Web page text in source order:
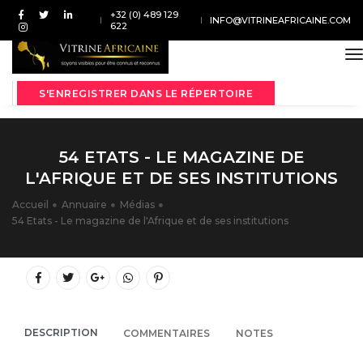
+32 (0) 489 129
622
INFO@VITRINEAFRICAINE.COM
S'ENREGISTRER DANS LE RÉPERTOIRE
54 ETATS - LE MAGAZINE DE
L'AFRIQUE ET DE SES INSTITUTIONS
Accueil Annuaire
Médias
54 Etats - Le magazine de l'Afrique et de ses institutions
DESCRIPTION COMMENTAIRES NOTES